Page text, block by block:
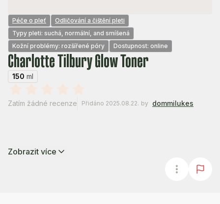
Péče o pleť
Odličování a čištění pleti
Typy pleti: suchá, normální, and smíšená
Kožní problémy: rozšířené póry
Dostupnost: online
Charlotte Tilbury Glow Toner
150 ml
Zatím žádné recenze Přidáno 2025.08.22. by dommilukes
Zobrazit více